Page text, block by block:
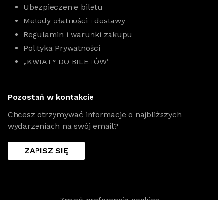
Ubezpieczenie biletu
Metody płatności i dostawy
Regulamin i warunki zakupu
Polityka Prywatności
„KWIATY DO BILETÓW”
Pozostań w kontakcie
Chcesz otrzymywać informacje o najbliższych
wydarzeniach na swój email?
ZAPISZ SIĘ